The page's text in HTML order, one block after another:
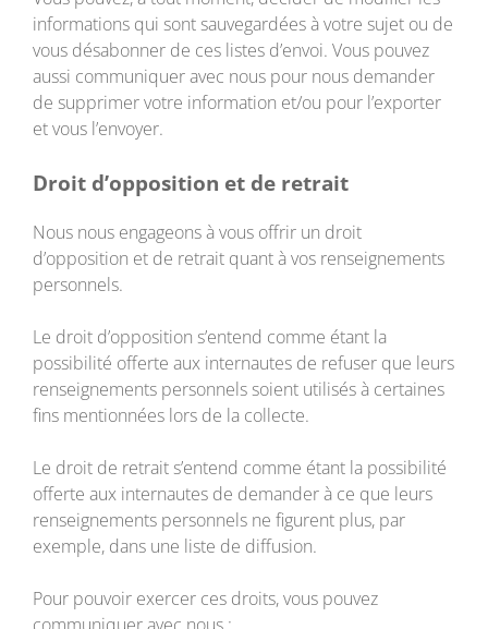
informations qui sont sauvegardées à votre sujet ou de
vous désabonner de ces listes d’envoi. Vous pouvez
aussi communiquer avec nous pour nous demander
de supprimer votre information et/ou pour l’exporter
et vous l’envoyer.
Droit d’opposition et de retrait
Nous nous engageons à vous offrir un droit
d’opposition et de retrait quant à vos renseignements
personnels.
Le droit d’opposition s’entend comme étant la
possibilité offerte aux internautes de refuser que leurs
renseignements personnels soient utilisés à certaines
fins mentionnées lors de la collecte.
Le droit de retrait s’entend comme étant la possibilité
offerte aux internautes de demander à ce que leurs
renseignements personnels ne figurent plus, par
exemple, dans une liste de diffusion.
Pour pouvoir exercer ces droits, vous pouvez
communiquer avec nous :